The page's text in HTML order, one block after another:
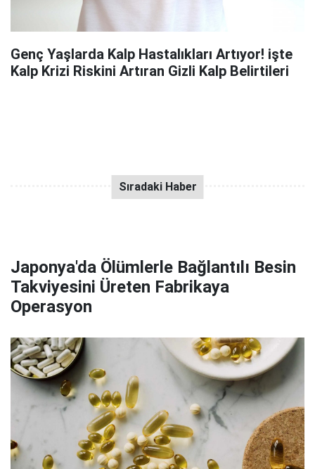
Genç Yaşlarda Kalp Hastalıkları Artıyor! işte
Kalp Krizi Riskini Artıran Gizli Kalp Belirtileri
Japonya'da Ölümlerle Bağlantılı Besin
Takviyesini Üreten Fabrikaya
Operasyon